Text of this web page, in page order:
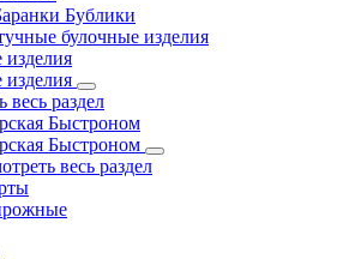
Бублики
булочные изделия
изделия
изделия
весь раздел
Быстроном
Быстроном
весь раздел